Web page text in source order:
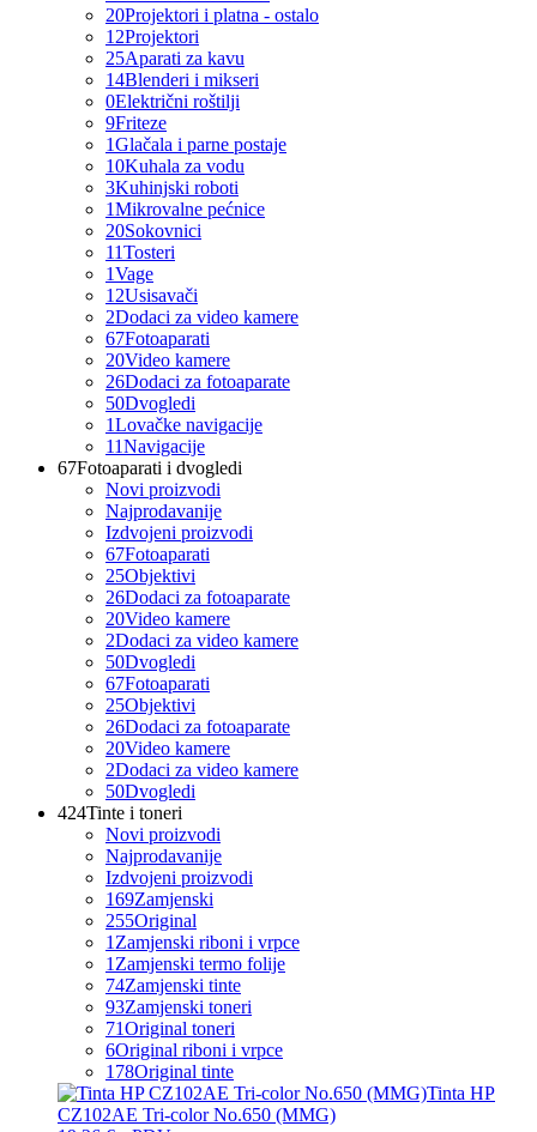
20Projektori i platna - ostalo
12Projektori
25Aparati za kavu
14Blenderi i mikseri
0Električni roštilji
9Friteze
1Glačala i parne postaje
10Kuhala za vodu
3Kuhinjski roboti
1Mikrovalne pećnice
20Sokovnici
11Tosteri
1Vage
12Usisavači
2Dodaci za video kamere
67Fotoaparati
20Video kamere
26Dodaci za fotoaparate
50Dvogledi
1Lovačke navigacije
11Navigacije
67Fotoaparati i dvogledi
Novi proizvodi
Najprodavanije
Izdvojeni proizvodi
67Fotoaparati
25Objektivi
26Dodaci za fotoaparate
20Video kamere
2Dodaci za video kamere
50Dvogledi
67Fotoaparati
25Objektivi
26Dodaci za fotoaparate
20Video kamere
2Dodaci za video kamere
50Dvogledi
424Tinte i toneri
Novi proizvodi
Najprodavanije
Izdvojeni proizvodi
169Zamjenski
255Original
1 Zamjenski riboni i vrpce
1 Zamjenski termo folije
74Zamjenski tinte
93Zamjenski toneri
71Original toneri
6Original riboni i vrpce
178Original tinte
Tinta HP
CZ102AE Tri-color No.650 (MMG)